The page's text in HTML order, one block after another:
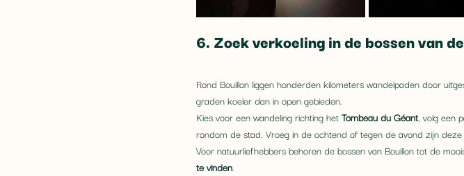
6. Zoek verkoeling in de bossen van
Rond Bouillon liggen honderden kilometers wandelpaden door
graden koeler dan in open gebieden.
Kies voor een wandeling richting het Tombeau du Géant, volg een
rondom de stad. Vroeg in de ochtend of tegen de avond zijn deze
Voor natuurliefhebbers behoren de bossen van Bouillon tot de
te vinden.